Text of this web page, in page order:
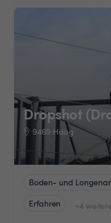
Dropshot
9469 Haag
Boden- und
Erfahren
+4